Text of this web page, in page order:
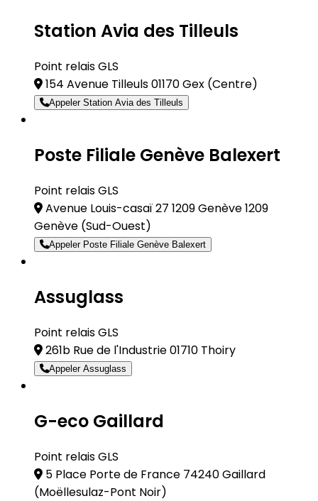
Station Avia des Tilleuls
Point relais GLS
154 Avenue Tilleuls 01170 Gex (Centre)
Appeler Station Avia des Tilleuls
Poste Filiale Genève Balexert
Point relais GLS
Avenue Louis-casaï 27 1209 Genève 1209
Genève (Sud-Ouest)
Appeler Poste Filiale Genève Balexert
Assuglass
Point relais GLS
261b Rue de l'Industrie 01710 Thoiry
Appeler Assuglass
G-eco Gaillard
Point relais GLS
5 Place Porte de France 74240 Gaillard
(Moëllesulaz-Pont Noir)